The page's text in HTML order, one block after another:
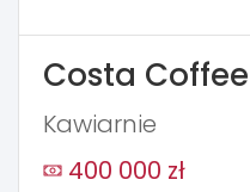
Costa Coffee
Kawiarnie
400 000 zł